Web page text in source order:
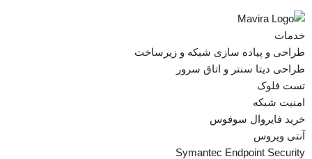
خدمات
طراحی و پیاده سازی شبکه و زیرساخت
طراحی دیتا سنتر و اتاق سرور
تست فلوک
امنیت شبکه
خرید فایروال سوفوس
آنتی ویروس
Symantec Endpoint Security